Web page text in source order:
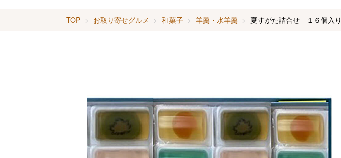
TOP お取り寄せグルメ 和菓子 羊羹・水羊羹 夏すがた詰合せ １６個入り